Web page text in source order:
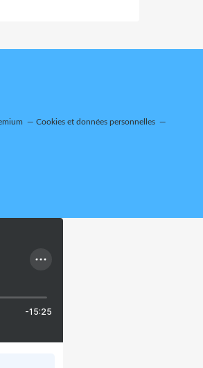
Cookies et données personnelles
-15:25